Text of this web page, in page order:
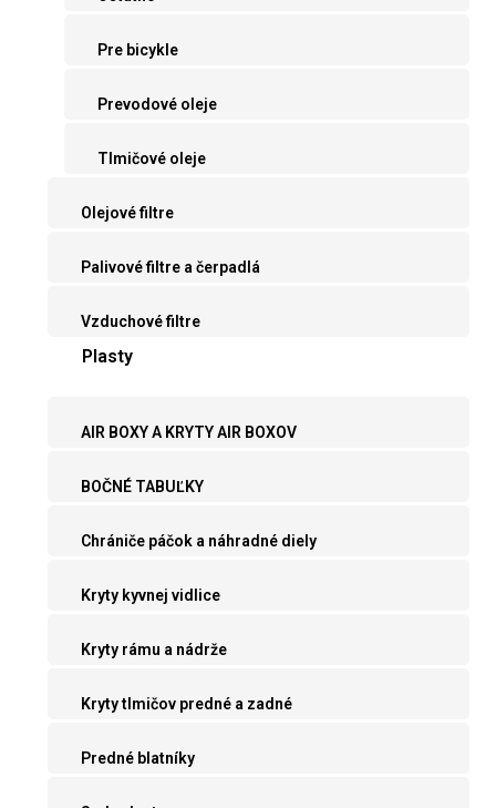
Pre bicykle
Prevodové oleje
Tlmičové oleje
Olejové filtre
Palivové filtre a čerpadlá
Vzduchové filtre
Plasty
AIR BOXY A KRYTY AIR BOXOV
BOČNÉ TABUĽKY
Chrániče páčok a náhradné diely
Kryty kyvnej vidlice
Kryty rámu a nádrže
Kryty tlmičov predné a zadné
Predné blatníky